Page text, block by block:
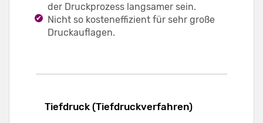
der Druckprozess langsamer sein.
Nicht so kosteneffizient für sehr große
Druckauflagen.
Tiefdruck (Tiefdruckverfahren)